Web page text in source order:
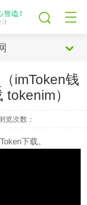
imToken钱
）
览次数：
Token下载。